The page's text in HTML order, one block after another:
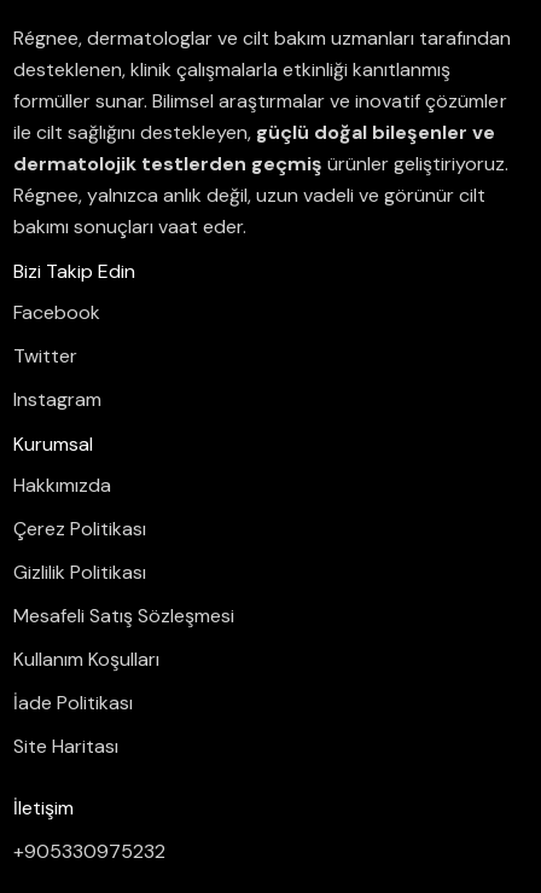
Régnee, dermatologlar ve cilt bakım uzmanları tarafından
desteklenen, klinik çalışmalarla etkinliği kanıtlanmış
formüller sunar.Bilimsel araştırmalar ve inovatif çözümler
ile cilt sağlığını destekleyen, güçlü doğal bileşenler ve
dermatolojik testlerden geçmiş ürünler geliştiriyoruz.
Régnee, yalnızca anlık değil, uzun vadeli ve görünür cilt
bakımı sonuçları vaat eder.
Bizi Takip Edin
Facebook
Twitter
Instagram
Kurumsal
Hakkımızda
Çerez Politikası
Gizlilik Politikası
Mesafeli Satış Sözleşmesi
Kullanım Koşulları
İade Politikası
Site Haritası
İletişim
+905330975232